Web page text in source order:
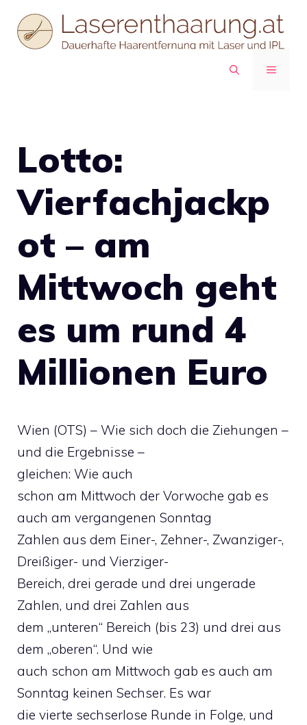
Inhalt
springen
MENÜ
Lotto:
Vierfachjackp
ot – am
Mittwoch geht
es um rund 4
Millionen Euro
Wien (OTS) – Wie sich doch die Ziehungen –
und die Ergebnisse –
gleichen: Wie auch
schon am Mittwoch der Vorwoche gab es
auch am vergangenen Sonntag
Zahlen aus dem Einer-, Zehner-, Zwanziger-,
Dreißiger- und Vierziger-
Bereich, drei gerade und drei ungerade
Zahlen, und drei Zahlen aus
dem „unteren“ Bereich (bis 23) und drei aus
dem „oberen“. Und wie
auch schon am Mittwoch gab es auch am
Sonntag keinen Sechser. Es war
die vierte sechserlose Runde in Folge, und